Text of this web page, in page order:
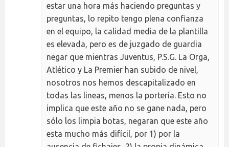
estar una hora más haciendo preguntas y
preguntas, lo repito tengo plena confianza
en el equipo, la calidad media de la plantilla
es elevada, pero es de juzgado de guardia
negar que mientras Juventus, P.S.G. La Orga,
Atlético y La Premier han subido de nivel,
nosotros nos hemos descapitalizado en
todas las lineas, menos la portería. Esto no
implica que este año no se gane nada, pero
sólo los limpia botas, negaran que este año
esta mucho más difícil, por 1) por la